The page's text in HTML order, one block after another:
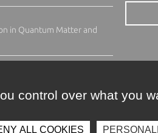
in Quantum Matter and
control over what you
ALL COOKIES